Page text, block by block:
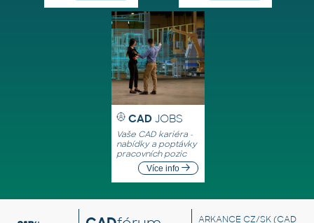
CAD JOBS
Vaše CAD kariéra -
nabídky a poptávky
pracovních pozic
Více info
ARKANCE CZ/SK(CAD